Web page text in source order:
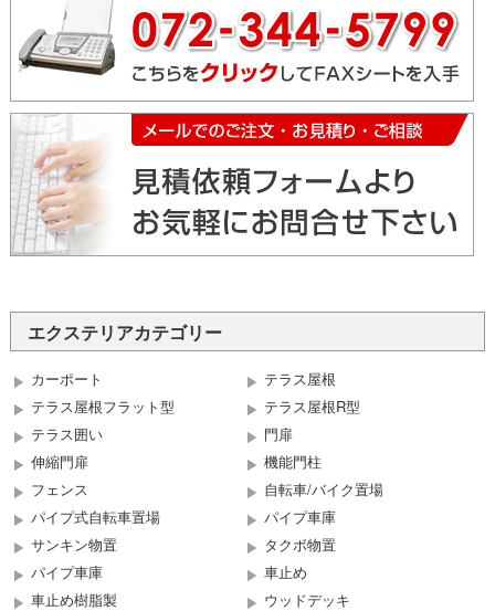
エクステリアカテゴリー
カーポート
テラス屋根
テラス屋根フラット型
テラス屋根R型
テラス囲い
門扉
伸縮門扉
機能門柱
フェンス
自転車/バイク置場
パイプ式自転車置場
パイプ車庫
サンキン物置
タクボ物置
パイプ車庫
車止め
車止め樹脂製
ウッドデッキ